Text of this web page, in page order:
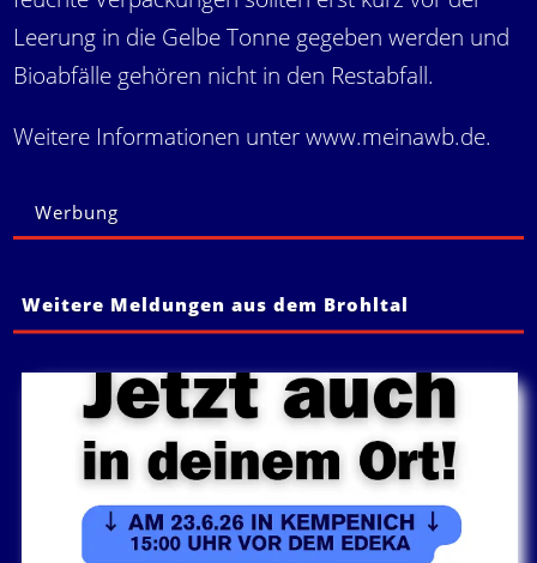
Leerung in die Gelbe Tonne gegeben werden und
Bioabfälle gehören nicht in den Restabfall.
Weitere Informationen unterwww.meinawb.de.
Werbung
Weitere Meldungen aus dem Brohltal